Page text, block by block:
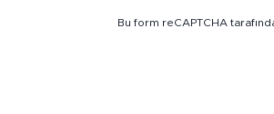
Bu form reCAPTCHA